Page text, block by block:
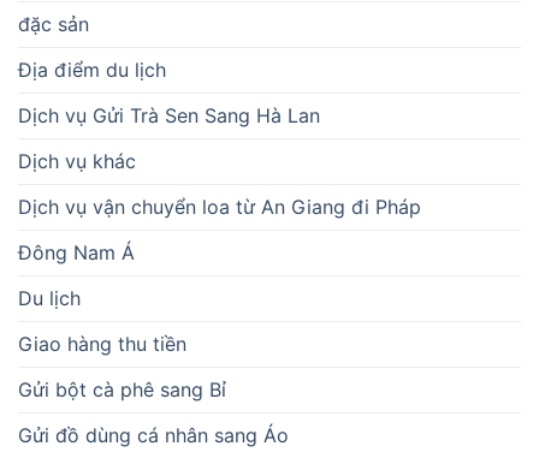
đặc sản
Địa điểm du lịch
Dịch vụ Gửi Trà Sen Sang Hà Lan
Dịch vụ khác
Dịch vụ vận chuyển loa từ An Giang đi Pháp
Đông Nam Á
Du lịch
Giao hàng thu tiền
Gửi bột cà phê sang Bỉ
Gửi đồ dùng cá nhân sang Áo